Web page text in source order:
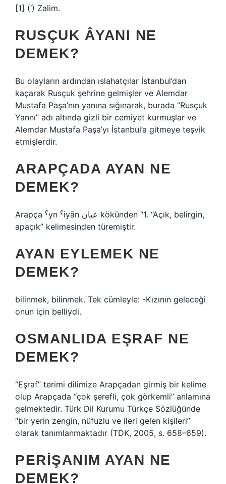
[1] (‘) Zalim.
RUSÇUK ÂYANI NE
DEMEK?
Bu olayların ardından ıslahatçılar İstanbul’dan
kaçarak Rusçuk şehrine gelmişler ve Alemdar
Mustafa Paşa’nın yanına sığınarak, burada “Rusçuk
Yannı” adı altında gizli bir cemiyet kurmuşlar ve
Alemdar Mustafa Paşa’yı İstanbul’a gitmeye teşvik
etmişlerdir.
ARAPÇADA AYAN NE
DEMEK?
Arapça ˁyn ˁiyān عيان kökünden “1. “Açık, belirgin,
apaçık” kelimesinden türemiştir.
AYAN EYLEMEK NE
DEMEK?
bilinmek, bilinmek. Tek cümleyle: -Kızının geleceği
onun için belliydi.
OSMANLIDA EŞRAF NE
DEMEK?
“Eşraf” terimi dilimize Arapçadan girmiş bir kelime
olup Arapçada “çok şerefli, çok görkemli” anlamına
gelmektedir. Türk Dil Kurumu Türkçe Sözlüğünde
“bir yerin zengin, nüfuzlu ve ileri gelen kişileri”
olarak tanımlanmaktadır (TDK, 2005, s. 658–659).
PERIŞANIM AYAN NE
DEMEK?